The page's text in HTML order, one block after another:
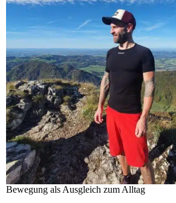
Bewegung als Ausgleich zum Alltag